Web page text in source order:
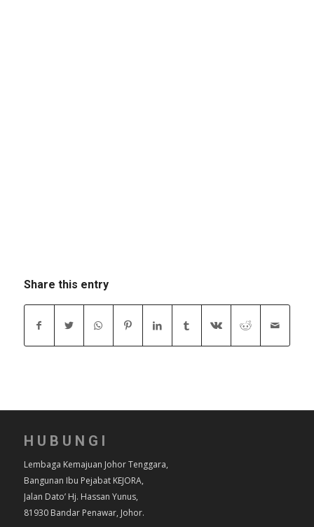
Share this entry
HUBUNGI
Lembaga Kemajuan Johor Tenggara,
Bangunan Ibu Pejabat KEJORA,
Jalan Dato’ Hj. Hassan Yunus,
81930 Bandar Penawar, Johor.